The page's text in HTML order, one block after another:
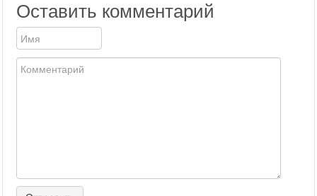
Оставить комментарий